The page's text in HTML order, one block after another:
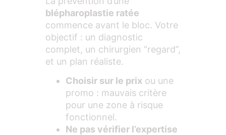
blépharoplastie ratée
commence avant le bloc. Votre
objectif : un diagnostic
complet, un chirurgien “regard”,
et un plan réaliste.
Choisir sur le prix ou une
promo : mauvais critère
pour une zone à risque
fonctionnel.
Ne pas vérifier l’expertise